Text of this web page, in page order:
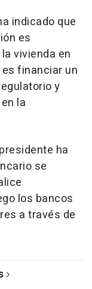
indicado que
es
vivienda en
financiar un
y
la
ha
se
los bancos
a través de